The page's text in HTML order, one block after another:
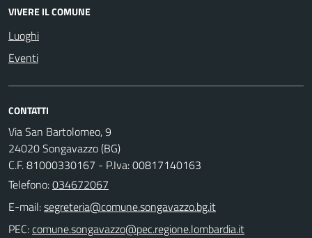
VIVERE IL COMUNE
Luoghi
Eventi
CONTATTI
Via San Bartolomeo, 9
24020 Songavazzo (BG)
C.F. 81000330167 - P.Iva: 00817140163
Telefono:034672067
E-mail:
PEC: